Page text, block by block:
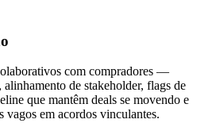
com compradores —
de stakeholder, flags de
que mantêm deals se movendo e
vagos em acordos vinculantes.